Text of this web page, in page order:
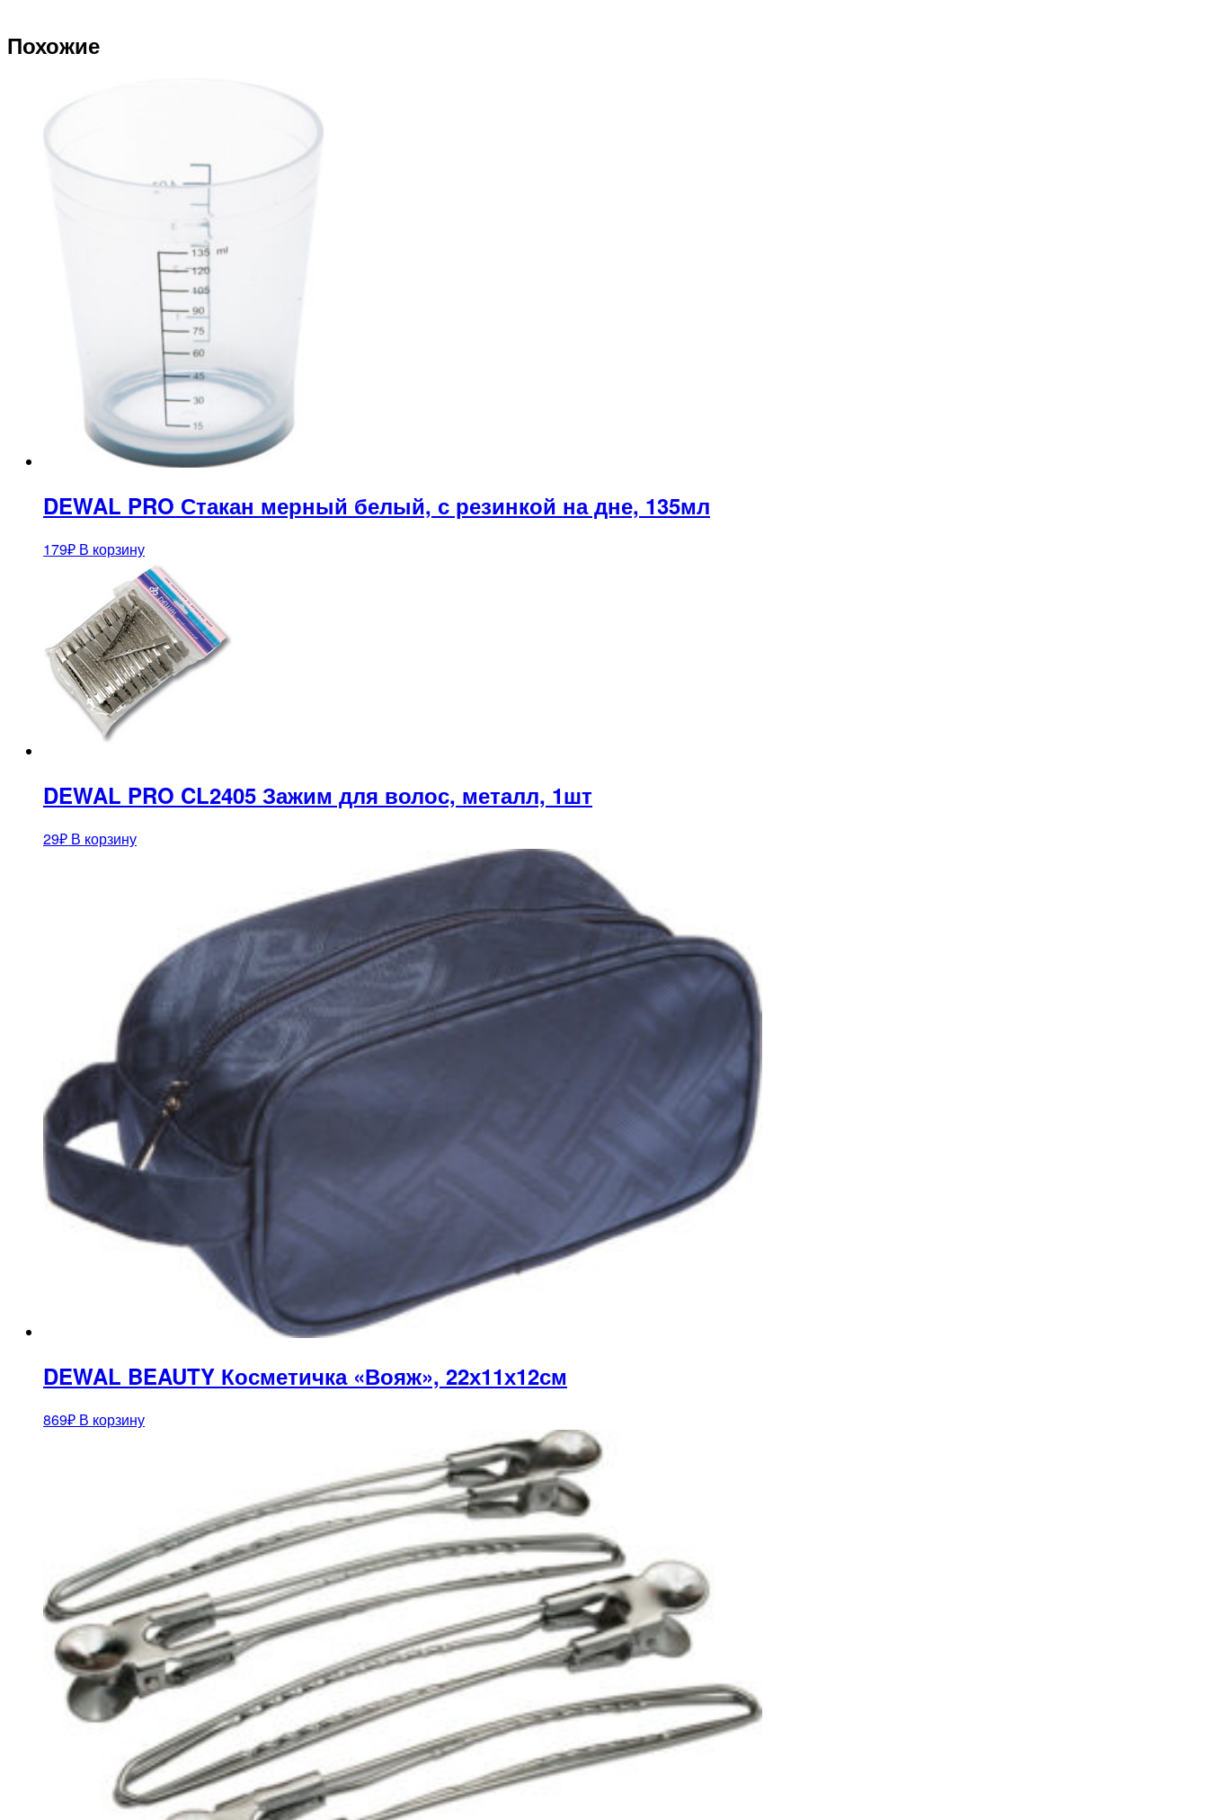
Похожие
DEWAL PRO Стакан мерный белый, с резинкой на дне, 135мл
179₽ В корзину
DEWAL PRO CL2405 Зажим для волос, металл, 1шт
29₽ В корзину
DEWAL BEAUTY Косметичка «Вояж», 22х11х12см
869₽ В корзину